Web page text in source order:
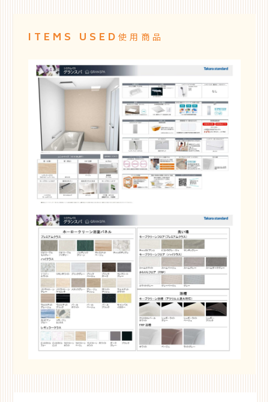
ITEMS USED使用商品